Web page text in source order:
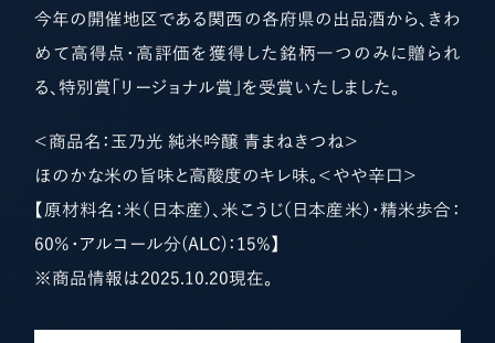
今年の開催地区である関西の各府県の出品酒から、きわ
めて高得点・高評価を獲得した銘柄一つのみに贈られ
る、特別賞「リージョナル賞」を受賞いたしました。
＜商品名：玉乃光 純米吟醸 青まねきつね＞
ほのかな米の旨味と高酸度のキレ味。＜やや辛口＞
【原材料名：米（日本産）、米こうじ（日本産米）・精米歩合：
60％・アルコール分(ALC)：15%】
※商品情報は2025.10.20現在。